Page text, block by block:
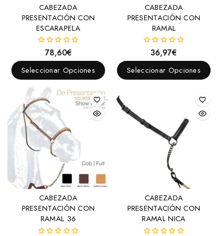
CABEZADA
PRESENTACIÓN CON
ESCARAPELA
fuera
de
78,60€
Seleccionar Opciones
CABEZADA
PRESENTACIÓN CON
RAMAL
fuera
de
36,97€
Seleccionar Opciones
CABEZADA
PRESENTACIÓN CON
RAMAL 36
CABEZADA
PRESENTACIÓN CON
RAMAL NICA
Trabalenguas
Trotón
Vaqueros
Filetes
Anilla
D
Elevador
Espátula
Filete para bocado
Oliva
Palillos
Sprenger
Ganchos Alacrán
Trabalenguas